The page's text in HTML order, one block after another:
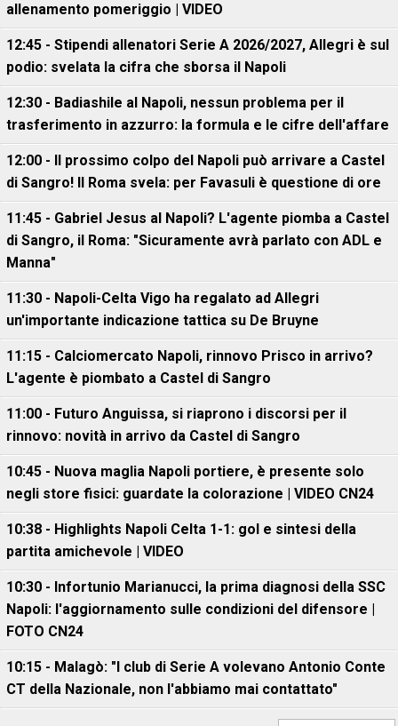
allenamento pomeriggio | VIDEO
12:45 - Stipendi allenatori Serie A 2026/2027, Allegri è sul
podio: svelata la cifra che sborsa il Napoli
12:30 - Badiashile al Napoli, nessun problema per il
trasferimento in azzurro: la formula e le cifre dell'affare
12:00 - Il prossimo colpo del Napoli può arrivare a Castel
di Sangro! Il Roma svela: per Favasuli è questione di ore
11:45 - Gabriel Jesus al Napoli? L'agente piomba a Castel
di Sangro, il Roma: "Sicuramente avrà parlato con ADL e
Manna"
11:30 - Napoli-Celta Vigo ha regalato ad Allegri
un'importante indicazione tattica su De Bruyne
11:15 - Calciomercato Napoli, rinnovo Prisco in arrivo?
L'agente è piombato a Castel di Sangro
11:00 - Futuro Anguissa, si riaprono i discorsi per il
rinnovo: novità in arrivo da Castel di Sangro
10:45 - Nuova maglia Napoli portiere, è presente solo
negli store fisici: guardate la colorazione | VIDEO CN24
10:38 - Highlights Napoli Celta 1-1: gol e sintesi della
partita amichevole | VIDEO
10:30 - Infortunio Marianucci, la prima diagnosi della SSC
Napoli: l'aggiornamento sulle condizioni del difensore |
FOTO CN24
10:15 - Malagò: "I club di Serie A volevano Antonio Conte
CT della Nazionale, non l'abbiamo mai contattato"